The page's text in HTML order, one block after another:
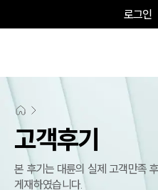
로그인
고객후기
본 후기는 대륜의 실제 고객만족
게재하였습니다.